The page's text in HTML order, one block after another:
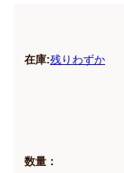
在庫:残りわずか
数量：